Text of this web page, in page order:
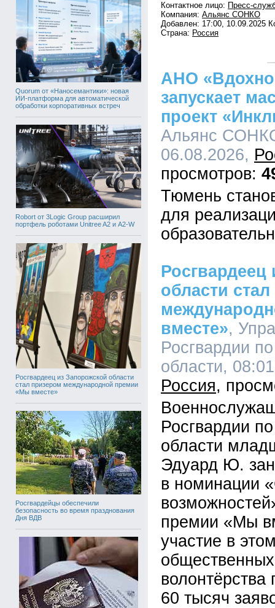
Quorum от «Наносемантики»: новая
ИИ-платформа для автоматической
обработки корпоративных встреч
Robort от 3Logic Group расширил
портфель роботами Unitree A2 и A2-W
Росгвардеец из Запорожской области
стал призером международной премии
«Мы вместе»
Росгвардейцы обеспечили
безопасность во время празднования
Дня ВДВ
Контактное лицо: Пресс-
Компания: Альянс СОНКО
Добавлен: 17:00, 10.09.2025
Страна: Россия
АНО
запускает
проект
Альянс
06.08.2026,
Тюмень
для
Росгвардеец
области
вместе»,
Росгвардии
области,
Россия
Росгвардии
области
Эдуард Ю.
в номинации
премии «Мы
участие в
60 тысяч